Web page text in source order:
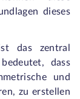
dieses
das zentral
dass
und
zu erstellen